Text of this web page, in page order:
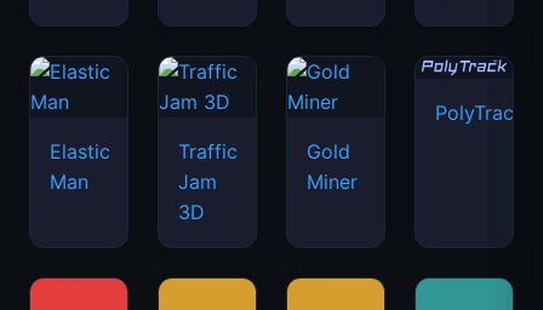
Elastic
Man
Traffic
Jam
3D
Gold
Miner
PolyTrack